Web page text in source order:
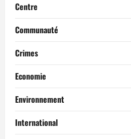
Centre
Communauté
Crimes
Economie
Environnement
International